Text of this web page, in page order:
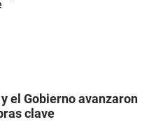
el Gobierno avanzaron
clave